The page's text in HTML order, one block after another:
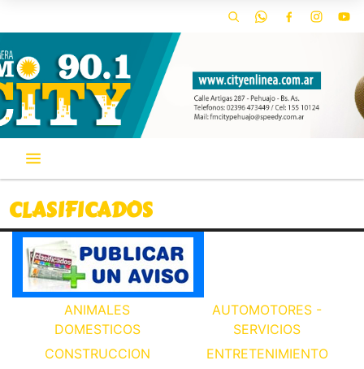
CLASIFICADOS
ANIMALES
DOMESTICOS
AUTOMOTORES -
SERVICIOS
CONSTRUCCION
ENTRETENIMIENTO